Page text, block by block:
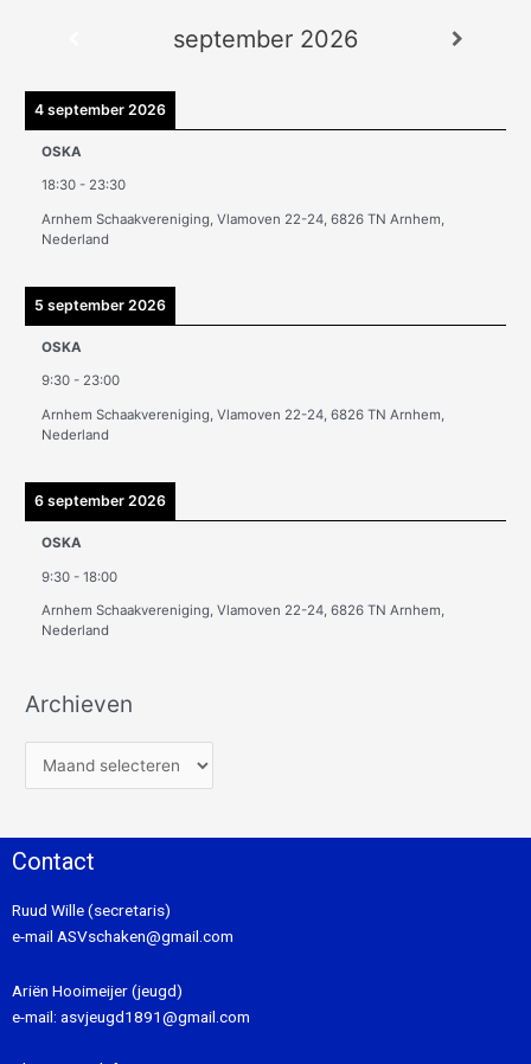
september 2026
4 september 2026
OSKA
18:30 - 23:30
Arnhem Schaakvereniging, Vlamoven 22-24, 6826 TN Arnhem,
Nederland
5 september 2026
OSKA
9:30 - 23:00
Arnhem Schaakvereniging, Vlamoven 22-24, 6826 TN Arnhem,
Nederland
6 september 2026
OSKA
9:30 -18:00
Arnhem Schaakvereniging, Vlamoven 22-24, 6826 TN Arnhem,
Nederland
Archieven
e
Contact
Ruud Wille (secretaris)
e-mail ASVschaken@gmail.com
Ariën Hooimeijer (jeugd)
e-mail: asvjeugd1891@gmail.com